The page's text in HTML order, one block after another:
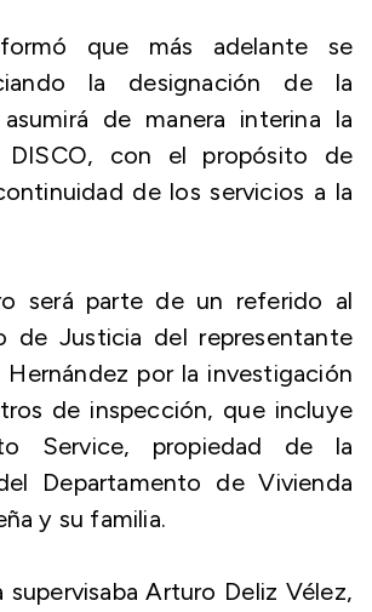
que más adelante se
la designación de la
de manera interina la
DISCO, con el propósito de
de los servicios a la
será parte de un referido al
de Justicia del representante
Hernández por la investigación
de inspección, que incluye
Service, propiedad de la
Departamento de Vivienda
y su familia.
supervisaba Arturo Deliz Vélez,